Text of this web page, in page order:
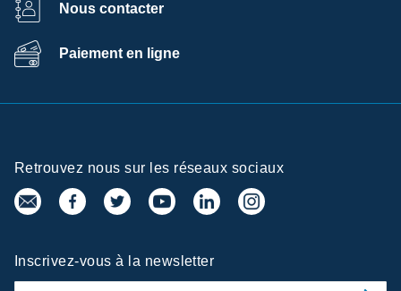
Nous contacter
Paiement en ligne
Retrouvez nous sur les réseaux sociaux
Inscrivez-vous à la newsletter
de